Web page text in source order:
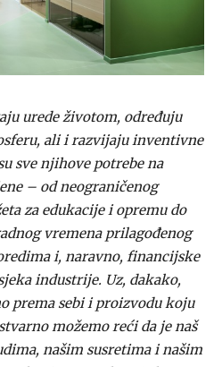
urede životom, određuju
ali i razvijaju inventivne
sve njihove potrebe na
– od neograničenog
za edukacije i opremu do
vremena prilagođenog
i, naravno, financijske
industrije. Uz, dakako,
prema sebi i proizvodu koju
možemo reći da je naš
našim susretima i našim